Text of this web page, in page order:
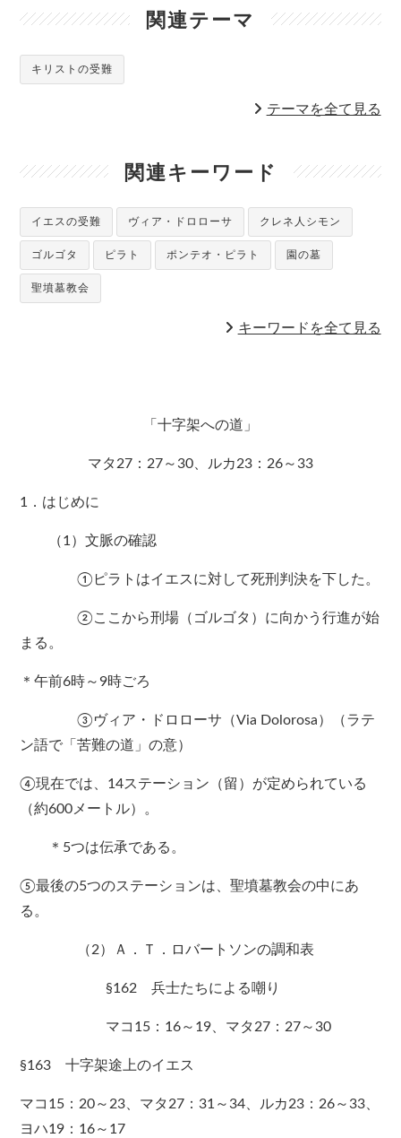
関連テーマ
キリストの受難
テーマを全て見る
関連キーワード
イエスの受難 ヴィア・ドロローサ クレネ人シモン
ゴルゴタ ピラト ポンテオ・ピラト 園の墓
聖墳墓教会
キーワードを全て見る
「十字架への道」
マタ27：27～30、ルカ23：26～33
1．はじめに
（1）文脈の確認
①ピラトはイエスに対して死刑判決を下した。
②ここから刑場（ゴルゴタ）に向かう行進が始
まる。
＊午前6時～9時ごろ
③ヴィア・ドロローサ（Via Dolorosa）（ラテ
ン語で「苦難の道」の意）
④現在では、14ステーション（留）が定められている
（約600メートル）。
＊5つは伝承である。
⑤最後の5つのステーションは、聖墳墓教会の中にあ
る。
（2）Ａ．Ｔ．ロバートソンの調和表
§162 兵士たちによる嘲り
マコ15：16～19、マタ27：27～30
§163 十字架途上のイエス
マコ15：20～23、マタ27：31～34、ルカ23：26～33、
ヨハ19：16～17